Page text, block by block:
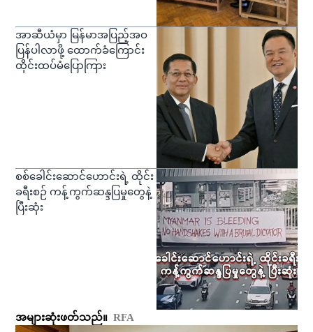
အာဆီယံမှာ မြန်မာအပြည့်အဝ
ပြန်ပါလာဖို့ ထောက်ခံကြောင်း
ထိုင်းထပ်မံပြောကြား
စစ်ခေါင်းဆောင်ဟောင်းရဲ့ ထိုင်း
ခရီးစဉ် ကန့်ကွက်ဆန္ဒပြမှုတွေနဲ့
ပြီးဆုံး
အများဆုံးဖတ်သည်။ RFA